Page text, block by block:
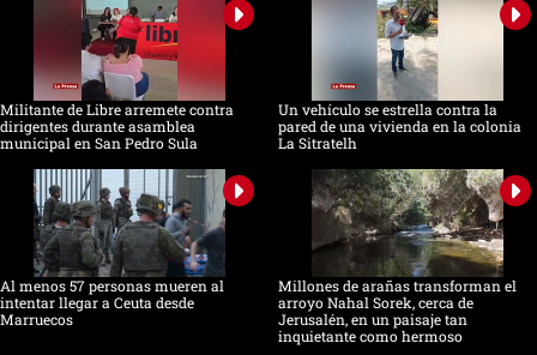
Militante de Libre arremete contra
dirigentes durante asamblea
municipal en San Pedro Sula
Un vehículo se estrella contra la
pared de una vivienda en la colonia
La Sitratelh
Al menos 57 personas mueren al
intentar llegar a Ceuta desde
Marruecos
Millones de arañas transforman el
arroyo Nahal Sorek, cerca de
Jerusalén, en un paisaje tan
inquietante como hermoso